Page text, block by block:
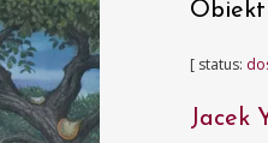
[ status:
Jacek